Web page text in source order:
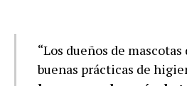
“Los dueños de
buenas prácticas de